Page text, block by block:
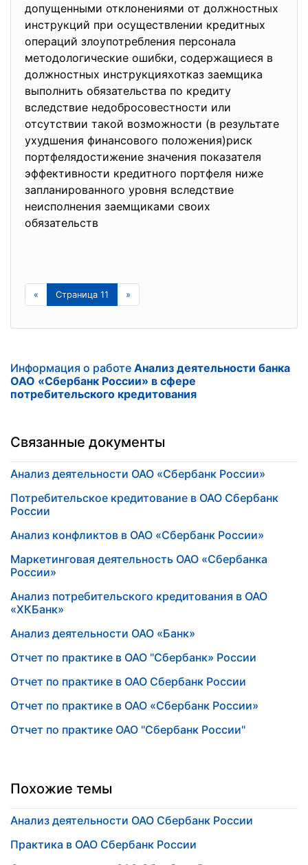
допущенными отклонениями от должностных
инструкций при осуществлении кредитных
операций злоупотребления персонала
методологические ошибки, содержащиеся в
должностных инструкцияхотказ заемщика
выполнить обязательства по кредиту
вследствие недобросовестности или
отсутствии такой возможности (в результате
ухудшения финансового положения)риск
портфелядостижение значения показателя
эффективности кредитного портфеля ниже
запланированного уровня вследствие
неисполнения заемщиками своих
обязательств
« Страница 11 »
Информация о работе Анализ деятельности банка
ОАО «Сбербанк России» в сфере
потребительского кредитования
Связанные документы
Анализ деятельности ОАО «Сбербанк России»
Потребительское кредитование в ОАО Сбербанк
России
Анализ конфликтов в ОАО «Сбербанк России»
Маркетинговая деятельность ОАО «Сбербанка
России»
Анализ потребительского кредитования в ОАО
«ХКБанк»
Анализ деятельности ОАО «Банк»
Отчет по практике в ОАО "Сбербанк» России
Отчет по практике в ОАО Сбербанк России
Отчет по практике в ОАО «Сбербанк России»
Отчет по практике ОАО "Сбербанк России"
Похожие темы
Анализ деятельности ОАО Сбербанк России
Практика в ОАО Сбербанк России